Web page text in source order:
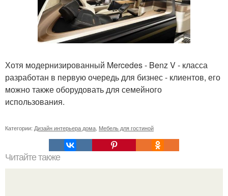
Хотя модернизированный Mercedes - Benz V - класса
разработан в первую очередь для бизнес - клиентов, его
можно также оборудовать для семейного
использования.
Категории: Дизайн интерьера дома Мебель для гостиной
Читайте также